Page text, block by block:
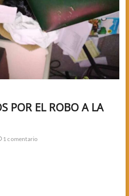
POR EL ROBO A LA
1 comentario